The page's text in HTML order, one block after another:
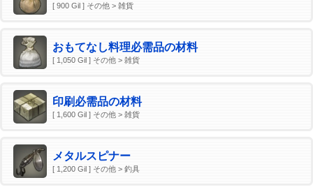
[ 900 Gil ] その他 > 雑貨
おもてなし料理必需品の材料
[ 1,050 Gil ] その他 > 雑貨
印刷必需品の材料
[ 1,600 Gil ] その他 > 雑貨
メタルスピナー
[ 1,200 Gil ] その他 > 釣具